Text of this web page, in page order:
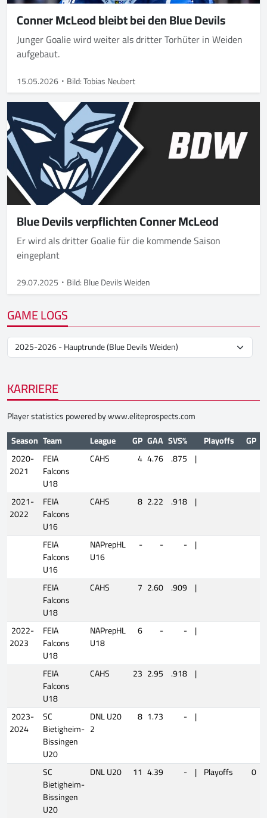
Conner McLeod bleibt bei den Blue Devils
Junger Goalie wird weiter als dritter Torhüter in Weiden
aufgebaut.
15.05.2026 Bild: Tobias Neubert
Blue Devils verpflichten Conner McLeod
Er wird als dritter Goalie für die kommende Saison
eingeplant
29.07.2025 Bild: Blue Devils Weiden
GAME LOGS
KARRIERE
Player statistics powered bywww.eliteprospects.com
Season Team League GP GAA SVS% Playoffs GP
2020-
2021
FEIA
Falcons
U18
CAHS 4 4.76 .875 |
2021-
2022
FEIA
Falcons
U16
CAHS 8 2.22 .918 |
FEIA
Falcons
U16
NAPrepHL
U16
- - - |
FEIA
Falcons
U18
CAHS 7 2.60 .909 |
2022-
2023
FEIA
Falcons
U18
NAPrepHL
U18
6 - - |
FEIA
Falcons
U18
CAHS 23 2.95 .918 |
2023-
2024
SC
Bietigheim-
Bissingen
U20
DNL U20
2
8 1.73 - |
SC
Bietigheim-
Bissingen
U20
DNL U20 11 4.39 - | Playoffs 0